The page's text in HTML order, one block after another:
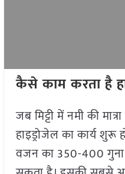
कैसे काम करता है
जब मिट्टी में नमी की
हाइड्रोजेल का कार्य शुरू
वजन का 350-400 गुना